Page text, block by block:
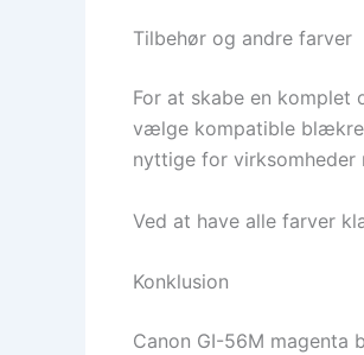
Tilbehør og andre farver
For at skabe en komplet
vælge kompatible
nyttige for virksomheder
Ved at have alle farver
Konklusion
Canon GI-56M